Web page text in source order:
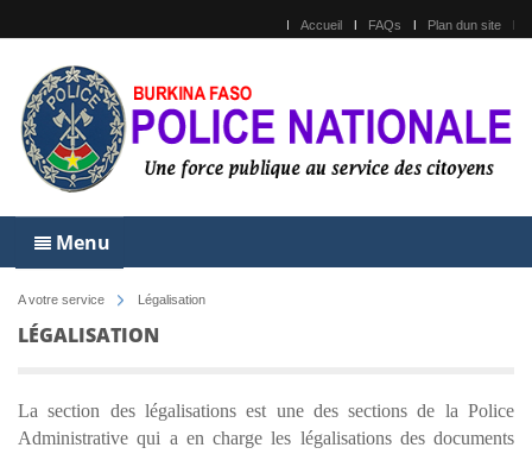
Accueil FAQs Plan dun site
Menu
A votre service Légalisation
LÉGALISATION
La section des légalisationsest une des sections de la Police
Administrative qui a en charge les légalisationsdes documents